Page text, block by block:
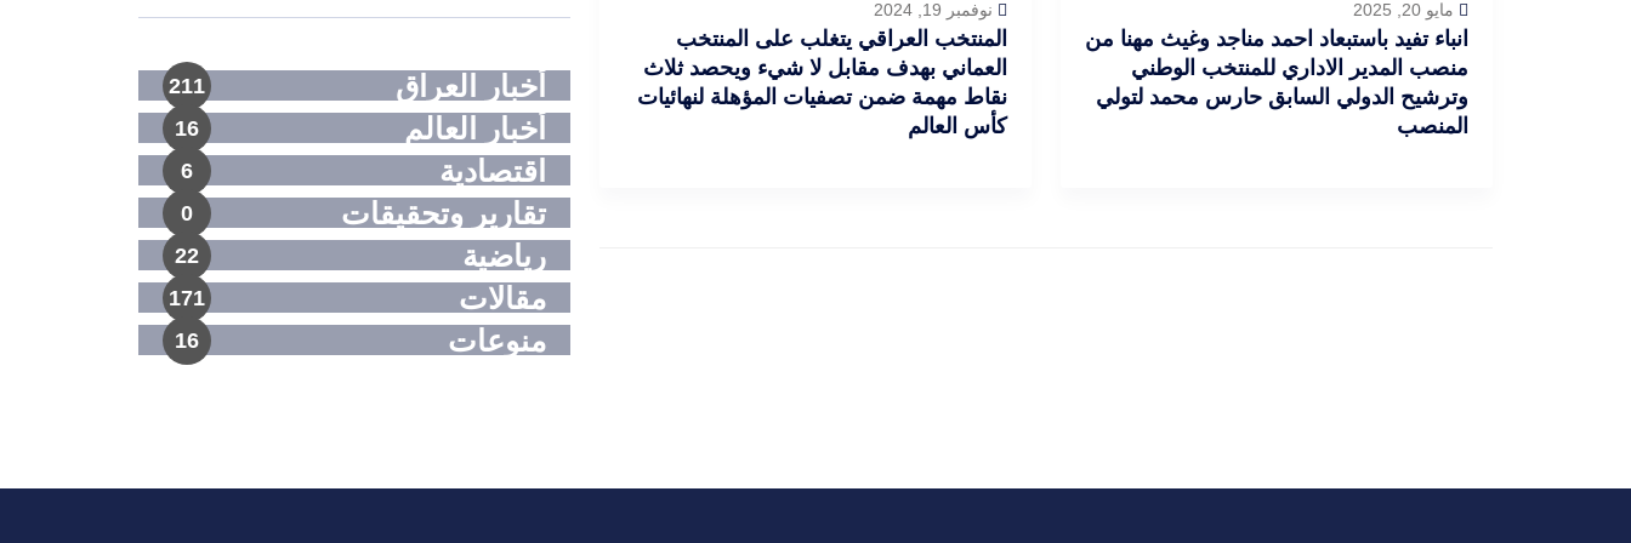
مايو 20, 2025
انباء تفيد باستبعاد احمد مناجد وغيث مهنا من
منصب المدير الاداري للمنتخب الوطني
وترشيح الدولي السابق حارس محمد لتولي
المنصب
نوفمبر 19, 2024
المنتخب العراقي يتغلب على المنتخب
العماني بهدف مقابل لا شيء ويحصد ثلاث
نقاط مهمة ضمن تصفيات المؤهلة لنهائيات
كأس العالم
أخبار العراق 211
أخبار العالم 16
اقتصادية 6
تقارير وتحقيقات 0
رياضية 22
مقالات 171
منوعات 16